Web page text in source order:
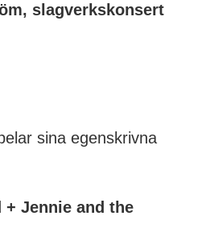
slagverkskonsert
sina egenskrivna
+ Jennie and the